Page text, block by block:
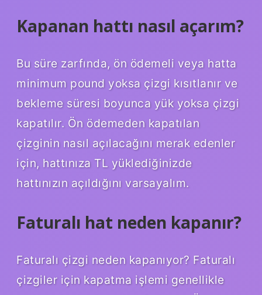
Kapanan hattı nasıl açarım?
Bu süre zarfında, ön ödemeli veya hatta
minimum pound yoksa çizgi kısıtlanır ve
bekleme süresi boyunca yük yoksa çizgi
kapatılır. Ön ödemeden kapatılan
çizginin nasıl açılacağını merak edenler
için, hattınıza TL yüklediğinizde
hattınızın açıldığını varsayalım.
Faturalı hat neden kapanır?
Faturalı çizgi neden kapanıyor? Faturalı
çizgiler için kapatma işlemi genellikle